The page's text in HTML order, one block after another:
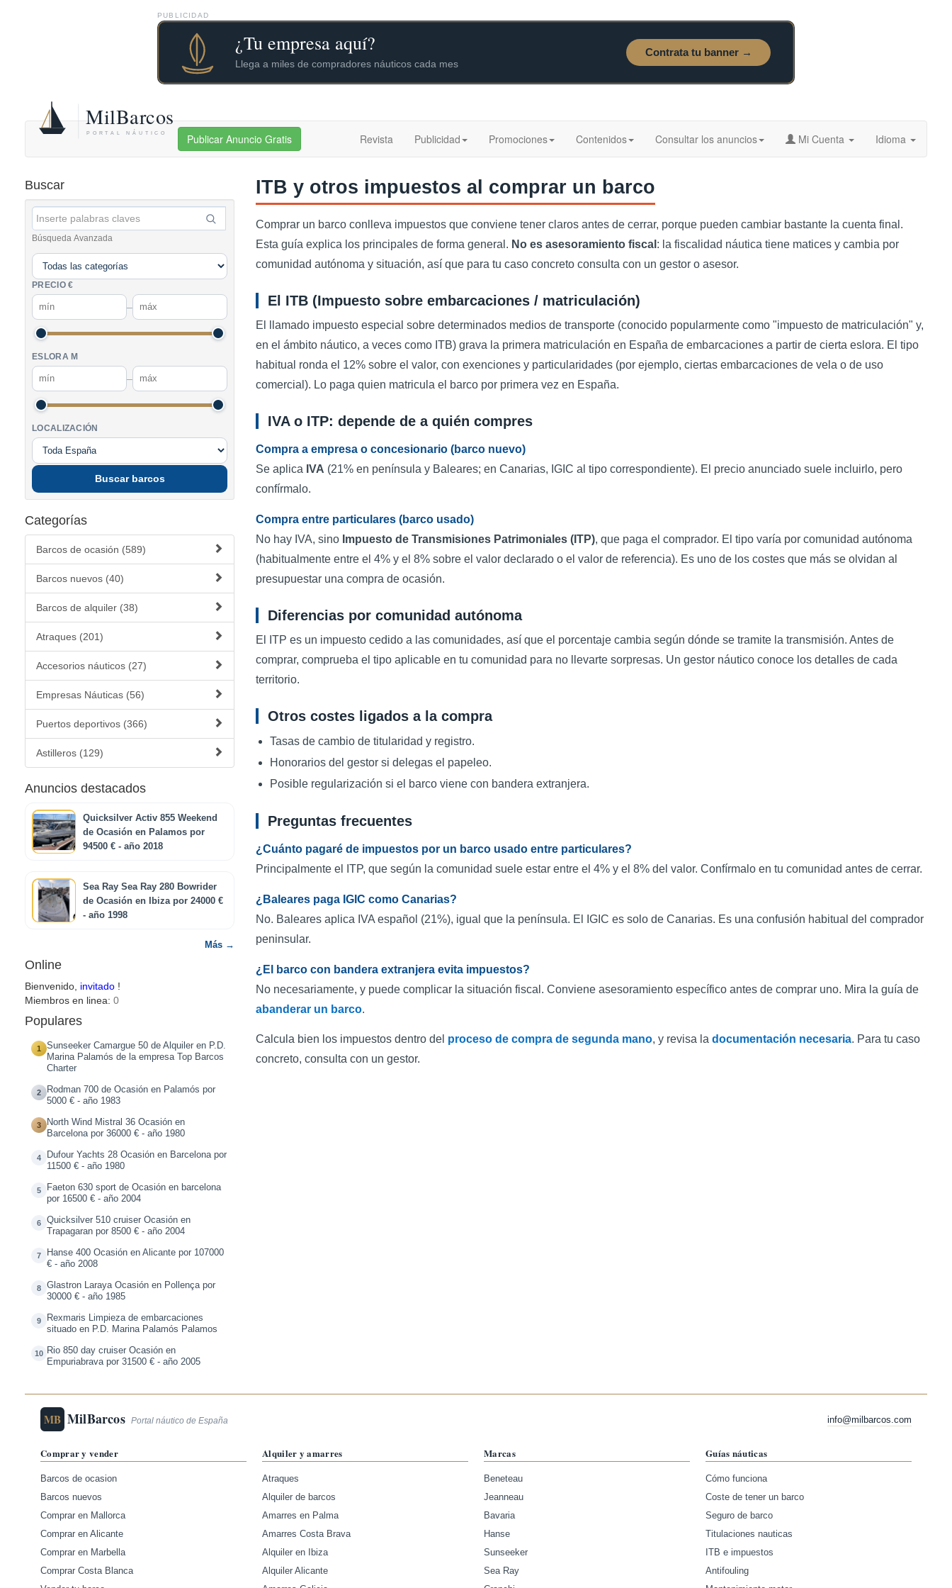
PUBLICIDAD
Publicar Anuncio Gratis Revista Publicidad Promociones Contenidos Consultar los anuncios Mi Cuenta Idioma
Buscar
Búsqueda Avanzada
PRECIO €
–
ESLORA M
–
LOCALIZACIÓN
Buscar barcos
Categorías
Barcos de ocasión (589)
Barcos nuevos (40)
Barcos de alquiler (38)
Atraques (201)
Accesorios náuticos (27)
Empresas Náuticas (56)
Puertos deportivos (366)
Astilleros (129)
Anuncios destacados
Quicksilver Activ 855 Weekend
de Ocasión en Palamos por
94500 € - año 2018
Sea Ray Sea Ray 280 Bowrider
de Ocasión en Ibiza por 24000 €
- año 1998
Más →
Online
Bienvenido, invitado !
Miembros en linea: 0
Populares
1
Sunseeker Camargue 50 de Alquiler en P.D.
Marina Palamós de la empresa Top Barcos
Charter
2
Rodman 700 de Ocasión en Palamós por
5000 € - año 1983
3
North Wind Mistral 36 Ocasión en
Barcelona por 36000 € - año 1980
4
Dufour Yachts 28 Ocasión en Barcelona por
11500 € - año 1980
5
Faeton 630 sport de Ocasión en barcelona
por 16500 € - año 2004
6
Quicksilver 510 cruiser Ocasión en
Trapagaran por 8500 € - año 2004
7
Hanse 400 Ocasión en Alicante por 107000
€ - año 2008
8
Glastron Laraya Ocasión en Pollença por
30000 € - año 1985
9
Rexmaris Limpieza de embarcaciones
situado en P.D. Marina Palamós Palamos
10 Rio 850 day cruiser Ocasión en
Empuriabrava por 31500 € - año 2005
ITB y otros impuestos al comprar un barco
Comprar un barco conlleva impuestos que conviene tener claros antes de cerrar, porque pueden cambiar bastante la cuenta final.
Esta guía explica los principales de forma general. No es asesoramiento fiscal : la fiscalidad náutica tiene matices y cambia por
comunidad autónoma y situación, así que para tu caso concreto consulta con un gestor o asesor.
El ITB (Impuesto sobre embarcaciones / matriculación)
El llamado impuesto especial sobre determinados medios de transporte (conocido popularmente como "impuesto de matriculación" y,
en el ámbito náutico, a veces como ITB) grava la primera matriculación en España de embarcaciones a partir de cierta eslora. El tipo
habitual ronda el 12% sobre el valor, con exenciones y particularidades (por ejemplo, ciertas embarcaciones de vela o de uso
comercial). Lo paga quien matricula el barco por primera vez en España.
IVA o ITP: depende de a quién compres
Compra a empresa o concesionario (barco nuevo)
Se aplica IVA (21% en península y Baleares; en Canarias, IGIC al tipo correspondiente). El precio anunciado suele incluirlo, pero
confírmalo.
Compra entre particulares (barco usado)
No hay IVA, sino Impuesto de Transmisiones Patrimoniales (ITP), que paga el comprador. El tipo varía por comunidad autónoma
(habitualmente entre el 4% y el 8% sobre el valor declarado o el valor de referencia). Es uno de los costes que más se olvidan al
presupuestar una compra de ocasión.
Diferencias por comunidad autónoma
El ITP es un impuesto cedido a las comunidades, así que el porcentaje cambia según dónde se tramite la transmisión. Antes de
comprar, comprueba el tipo aplicable en tu comunidad para no llevarte sorpresas. Un gestor náutico conoce los detalles de cada
territorio.
Otros costes ligados a la compra
Tasas de cambio de titularidad y registro.
Honorarios del gestor si delegas el papeleo.
Posible regularización si el barco viene con bandera extranjera.
Preguntas frecuentes
¿Cuánto pagaré de impuestos por un barco usado entre particulares?
Principalmente el ITP, que según la comunidad suele estar entre el 4% y el 8% del valor. Confírmalo en tu comunidad antes de cerrar.
¿Baleares paga IGIC como Canarias?
No. Baleares aplica IVA español (21%), igual que la península. El IGIC es solo de Canarias. Es una confusión habitual del comprador
peninsular.
¿El barco con bandera extranjera evita impuestos?
No necesariamente, y puede complicar la situación fiscal. Conviene asesoramiento específico antes de comprar uno. Mira la guía de
abanderar un barco.
Calcula bien los impuestos dentro del proceso de compra de segunda mano, y revisa la documentación necesaria. Para tu caso
concreto, consulta con un gestor.
MB MilBarcos Portal náutico de España info@milbarcos.com
Comprar y vender
Barcos de ocasion
Barcos nuevos
Comprar en Mallorca
Comprar en Alicante
Comprar en Marbella
Comprar Costa Blanca
Alquiler y amarres
Atraques
Alquiler de barcos
Amarres en Palma
Amarres Costa Brava
Alquiler en Ibiza
Alquiler Alicante
Marcas
Beneteau
Jeanneau
Bavaria
Hanse
Sunseeker
Sea Ray
Guías náuticas
Cómo funciona
Coste de tener un barco
Seguro de barco
Titulaciones nauticas
ITB e impuestos
Antifouling